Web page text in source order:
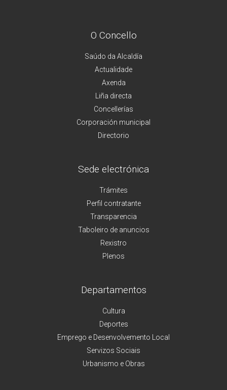
O Concello
Saúdo da Alcaldía
Actualidade
Axenda
Liña directa
Concellerías
Corporación municipal
Directorio
Sede electrónica
Trámites
Perfil contratante
Transparencia
Taboleiro de anuncios
Rexistro
Plenos
Departamentos
Cultura
Deportes
Emprego e Desenvolvemento Local
Servizos Sociais
Urbanismo e Obras